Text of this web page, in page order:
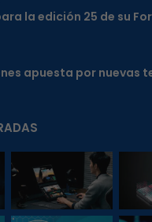
la edición 25 de su
apuesta por nuevas